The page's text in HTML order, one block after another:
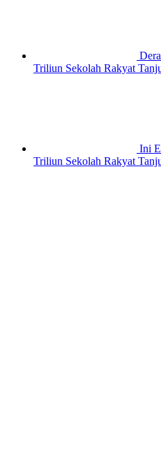
Triliun Sekolah Rakyat
Ini
Triliun Sekolah Rakyat